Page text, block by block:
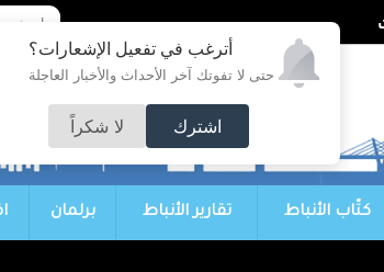
أترغب في تفعيل الإشعارات؟
حتى لا تفوتك آخر الأحداث والأخبار العاجلة
اشترك لا شكراً
كتّاب الأنباط تقارير الأنباط برلمان